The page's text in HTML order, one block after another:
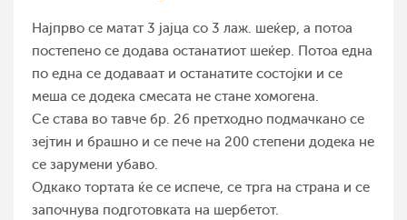
Најпрво се матат 3 јајца со 3 лаж. шеќер, а потоа
постепено се додава останатиот шеќер. Потоа една
по една се додаваат и останатите состојки и се
меша се додека смесата не стане хомогена.
Се става во тавче бр. 26 претходно подмачкано се
зејтин и брашно и се пече на 200 степени додека не
се зарумени убаво.
Одкако тортата ќе се испече, се трга на страна и се
започнува подготовката на шербетот.